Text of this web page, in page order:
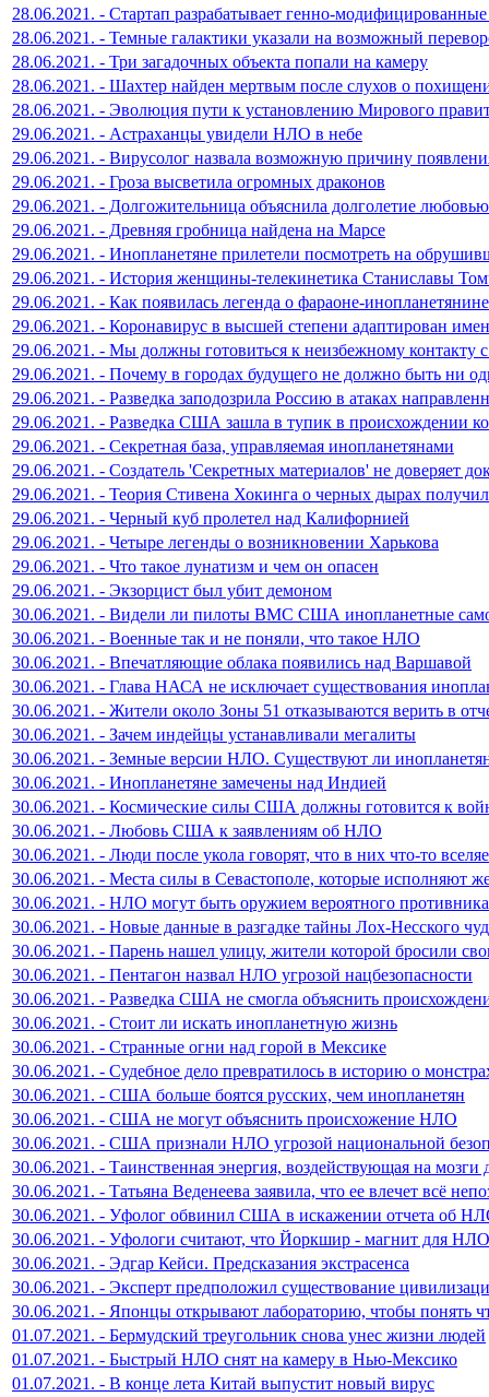
28.06.2021. - Стартап разрабатывает генно-модифицированные
28.06.2021. - Темные галактики указали на возможный
28.06.2021. - Три загадочных объекта попали на камеру
28.06.2021. - Шахтер найден мертвым после слухов о
28.06.2021. - Эволюция пути к установлению Мирового
29.06.2021. - Астраханцы увидели НЛО в небе
29.06.2021. - Вирусолог назвала возможную причину
29.06.2021. - Гроза высветила огромных драконов
29.06.2021. - Долгожительница объяснила долголетие
29.06.2021. - Древняя гробница найдена на Марсе
29.06.2021. - Инопланетяне прилетели посмотреть на
29.06.2021. - История женщины-телекинетика Станиславы
29.06.2021. - Как появилась легенда о фараоне-инопланетянине
29.06.2021. - Коронавирус в высшей степени адаптирован
29.06.2021. - Мы должны готовиться к неизбежному контакту
29.06.2021. - Почему в городах будущего не должно быть ни
29.06.2021. - Разведка заподозрила Россию в атаках
29.06.2021. - Разведка США зашла в тупик в происхождении
29.06.2021. - Секретная база, управляемая инопланетянами
29.06.2021. - Создатель 'Секретных материалов' не доверяет
29.06.2021. - Теория Стивена Хокинга о черных дырах
29.06.2021. - Черный куб пролетел над Калифорнией
29.06.2021. - Четыре легенды о возникновении Харькова
29.06.2021. - Что такое лунатизм и чем он опасен
29.06.2021. - Экзорцист был убит демоном
30.06.2021. - Видели ли пилоты ВМС США инопланетные
30.06.2021. - Военные так и не поняли, что такое НЛО
30.06.2021. - Впечатляющие облака появились над Варшавой
30.06.2021. - Глава НАСА не исключает существования
30.06.2021. - Жители около Зоны 51 отказываются верить в
30.06.2021. - Зачем индейцы устанавливали мегалиты
30.06.2021. - Земные версии НЛО. Существуют ли
30.06.2021. - Инопланетяне замечены над Индией
30.06.2021. - Космические силы США должны готовится к
30.06.2021. - Любовь США к заявлениям об НЛО
30.06.2021. - Люди после укола говорят, что в них что-то
30.06.2021. - Места силы в Севастополе, которые исполняют
30.06.2021. - НЛО могут быть оружием вероятного противника
30.06.2021. - Новые данные в разгадке тайны Лох-Несского
30.06.2021. - Парень нашел улицу, жители которой бросили
30.06.2021. - Пентагон назвал НЛО угрозой нацбезопасности
30.06.2021. - Разведка США не смогла объяснить
30.06.2021. - Стоит ли искать инопланетную жизнь
30.06.2021. - Странные огни над горой в Мексике
30.06.2021. - Судебное дело превратилось в историю о
30.06.2021. - США больше боятся русских, чем инопланетян
30.06.2021. - США не могут объяснить происхожение НЛО
30.06.2021. - США признали НЛО угрозой национальной
30.06.2021. - Таинственная энергия, воздействующая на
30.06.2021. - Татьяна Веденеева заявила, что ее влечет всё
30.06.2021. - Уфолог обвинил США в искажении отчета об
30.06.2021. - Уфологи считают, что Йоркшир - магнит для НЛО
30.06.2021. - Эдгар Кейси. Предсказания экстрасенса
30.06.2021. - Эксперт предположил существование
30.06.2021. - Японцы открывают лабораторию, чтобы понять
01.07.2021. - Бермудский треугольник снова унес жизни людей
01.07.2021. - Быстрый НЛО снят на камеру в Нью-Мексико
01.07.2021. - В конце лета Китай выпустит новый вирус